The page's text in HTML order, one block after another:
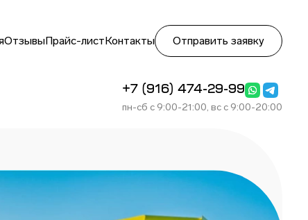
ОтзывыПрайс-листКонтакты Отправить заявку
+7 (916) 474-29-99
пн-сб с 9:00-21:00, вс с 9:00-20:00